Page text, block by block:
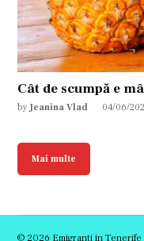
Cât de scumpă e
by Jeanina Vlad 04/06/
Mai multe
© 2026 Emigranti in Tenerife